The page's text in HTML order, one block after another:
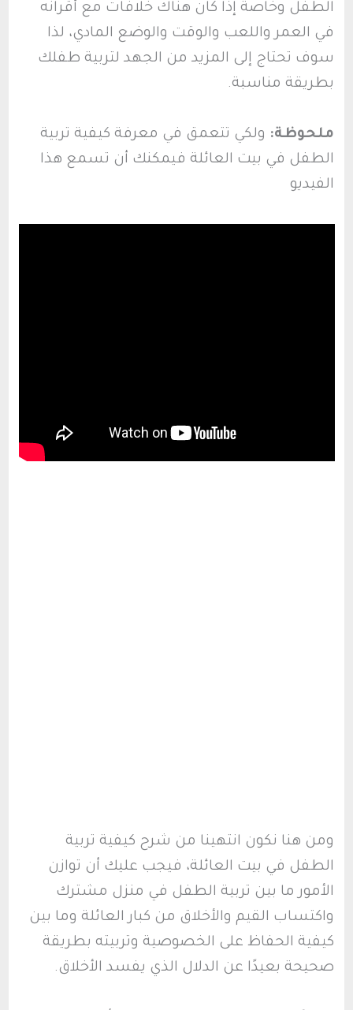
الطفل وخاصة إذا كان هناك خلافات مع أقرانه
في العمر واللعب والوقت والوضع المادي، لذا
سوف تحتاج إلى المزيد من الجهد لتربية طفلك
بطريقة مناسبة.
ملحوظة: ولكي تتعمق في معرفة كيفية تربية
الطفل في بيت العائلة فيمكنك أن تسمع هذا
الفيديو
ومن هنا نكون انتهينا من شرح كيفية تربية
الطفل في بيت العائلة، فيجب عليك أن توازن
الأمور ما بين تربية الطفل في منزل مشترك
واكتساب القيم والأخلاق من كبار العائلة وما بين
كيفية الحفاظ على الخصوصية وتربيته بطريقة
صحيحة بعيدًا عن الدلال الذي يفسد الأخلاق.